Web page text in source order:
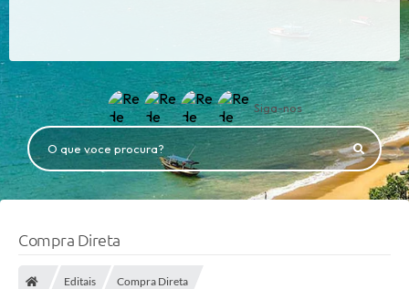
Siga-nos
O que voce procura?
Compra Direta
Editais Compra Direta